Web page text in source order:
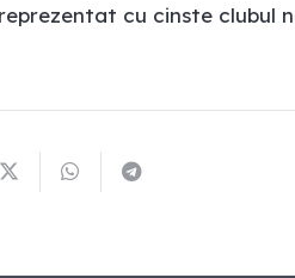
cu cinste clubul